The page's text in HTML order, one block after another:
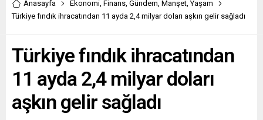
Anasayfa Ekonomi, Finans, Gündem, Manşet,Yaşam
Türkiye fındık ihracatından 11 ayda 2,4 milyar doları aşkın gelir sağladı
Türkiye fındık ihracatından
11 ayda 2,4 milyar doları
aşkın gelir sağladı